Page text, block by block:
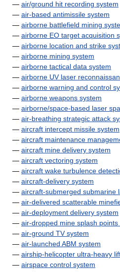
— air/ground hit recording system
— air-based antimissile system
— airborne battlefield mining
— airborne EO target acquisition
— airborne location and strike
— airborne mining system
— airborne tactical data system
— airborne UV laser
— airborne warning and control
— airborne weapons system
— airborne/space-based laser
— air-breathing strategic attack
— aircraft intercept missile system
— aircraft maintenance
— aircraft mine delivery system
— aircraft vectoring system
— aircraft wake turbulence
— aircraft-delivery system
— aircraft-submerged submarine
— air-delivered scatterable
— air-deployment delivery system
— air-dropped mine splash
— air-ground TV system
— air-launched ABM system
— airship-helicopter ultra-heavy
— airspace control system